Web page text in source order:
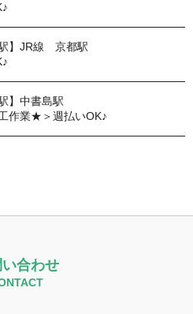
駅】JR線 京都駅
】中書島駅
作業★＞週払いOK♪
合わせ